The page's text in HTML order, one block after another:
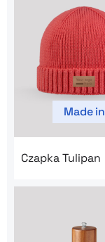
Made
Czapka Tulipan